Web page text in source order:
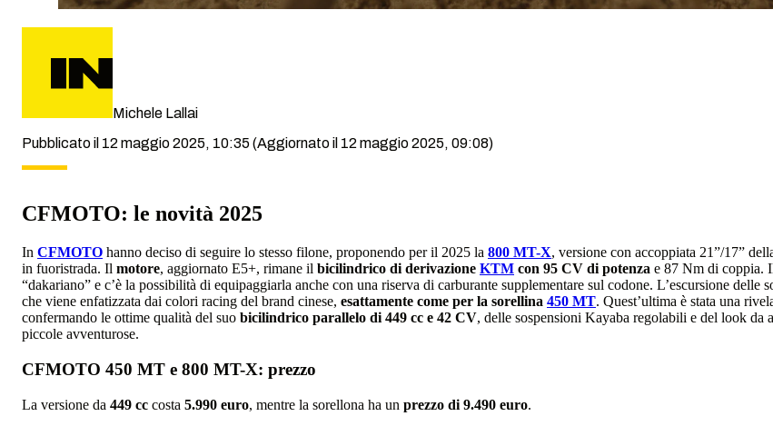
Michele Lallai
Pubblicato il 12 maggio 2025, 10:35 (Aggiornato il 12 maggio 2025, 09:08)
CFMOTO: le novità 2025
In CFMOTO hanno deciso di seguire lo stesso filone, proponendo per il 2025 la 800 MT-X, versione con accoppiata 21”/17”
in fuoristrada. Il motore, aggiornato E5+, rimane il bicilindrico di derivazione KTM con 95 CV di potenza e 87 Nm di coppia.
“dakariano” e c’è la possibilità di equipaggiarla anche con una riserva di carburante supplementare sul codone. L’escursione delle
che viene enfatizzata dai colori racing del brand cinese, esattamente come per la sorellina 450 MT. Quest’ultima è stata una
confermando le ottime qualità del suo bicilindrico parallelo di 449 cc e 42 CV, delle sospensioni Kayaba regolabili e del look da
piccole avventurose.
CFMOTO 450 MT e 800 MT-X: prezzo
La versione da 449 cc costa 5.990 euro, mentre la sorellona ha un prezzo di 9.490 euro.